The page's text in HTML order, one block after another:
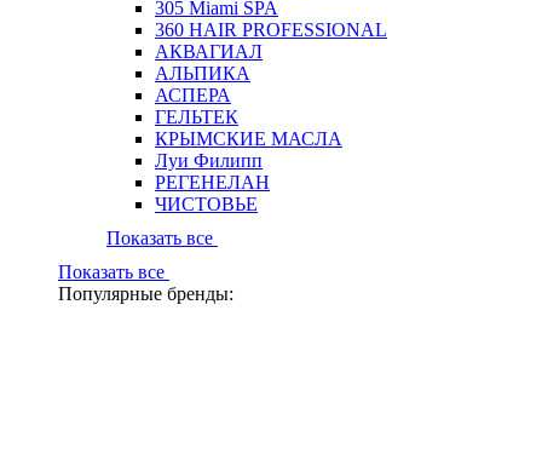
305 Miami SPA
360 HAIR PROFESSIONAL
АКВАГИАЛ
АЛЬПИКА
АСПЕРА
ГЕЛЬТЕК
КРЫМСКИЕ МАСЛА
Луи Филипп
РЕГЕНЕЛАН
ЧИСТОВЬЕ
Показать все
Показать все
Популярные бренды: